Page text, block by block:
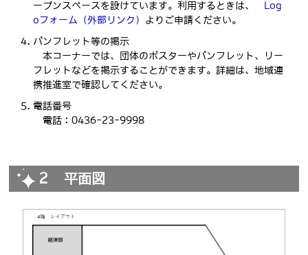
ープンスペースを設けています。利用するときは、
Log
oフォーム
（外部リンク） よりご申請ください。
パンフレット等の掲示
本コーナーでは、団体のポスターやパンフレット、リー
フレットなどを掲示することができます。詳細は、地域連
携推進室で確認してください。
電話番号
電話：0436-23-9998
２ 平面図